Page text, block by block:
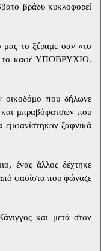
βράδυ κυκλοφορεί
μας το ξέραμε σαν «το
το καφέ ΥΠΟΒΡΥΧΙΟ.
οικοδόμο που δήλωνε
και μπραβόφατσων που
εμφανίστηκαν ξαφνικά
ένας άλλος δέχτηκε
φασίστα που φώναζε
και μετά στον